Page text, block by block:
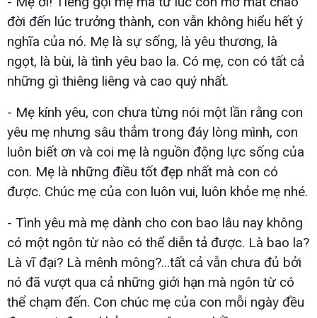
đời đến lúc trưởng thành, con vẫn không hiểu hết ý
nghĩa của nó. Mẹ là sự sống, là yêu thương, là
ngọt, là bùi, là tình yêu bao la. Có mẹ, con có tất cả
những gì thiêng liêng và cao quý nhất.
- Mẹ kính yêu, con chưa từng nói một lần rằng con
yêu mẹ nhưng sâu thẳm trong đáy lòng mình, con
luôn biết ơn và coi mẹ là nguồn động lực sống của
con. Mẹ là những điều tốt đẹp nhất mà con có
được. Chúc mẹ của con luôn vui, luôn khỏe mẹ nhé.
- Tình yêu mà mẹ dành cho con bao lâu nay không
có một ngôn từ nào có thể diễn tả được. Là bao la?
Là vĩ đại? Là mênh mông?…tất cả vẫn chưa đủ bởi
nó đã vượt qua cả những giới hạn mà ngôn từ có
thể chạm đến. Con chúc mẹ của con mỗi ngày đều